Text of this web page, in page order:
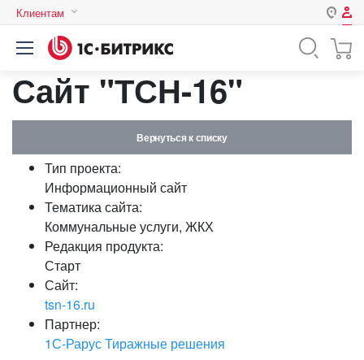
Клиентам
Авторизация
Нет аккаунта? Зарегистрироваться
Логин
Пароль
Запомнить меня на этом
или войдите с помощью
Сайт "ТСН-16"
Вернуться к списку
Тип проекта:
Информационный сайт
Тематика сайта:
Коммунальные услуги, ЖКХ
Редакция продукта:
Старт
Сайт:
tsn-16.ru
Партнер:
1С-Рарус Тиражные решения